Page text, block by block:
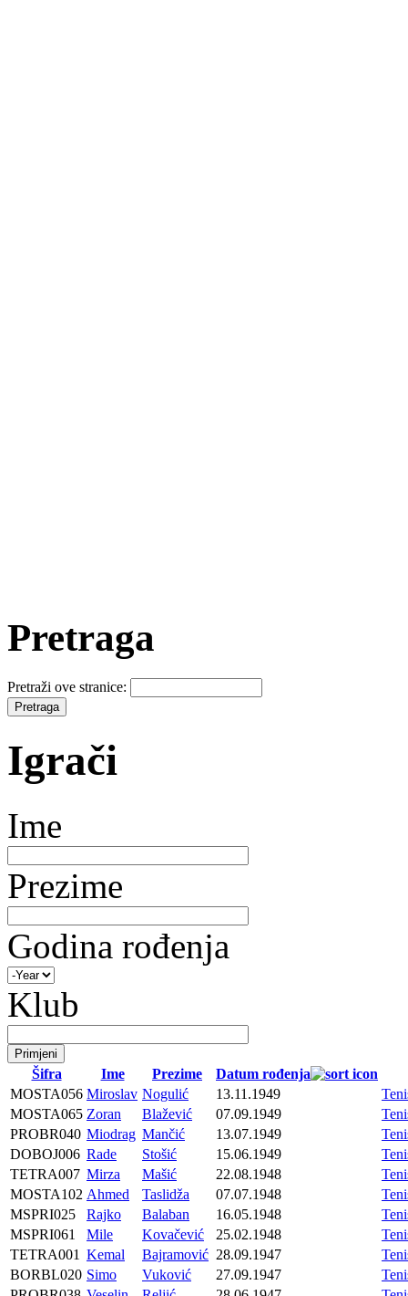
Pretraga
Pretraži ove stranice:
Igrači
Ime
Prezime
Godina rođenja
Klub
Šifra Ime Prezime
Datum rođenja
MOSTA056 Miroslav Nogulić 13.11.1949
MOSTA065 Zoran Blažević 07.09.1949
PROBR040 Miodrag Mančić 13.07.1949
DOBOJ006 Rade Stošić 15.06.1949
TETRA007 Mirza Mašić 22.08.1948
MOSTA102 Ahmed Taslidža 07.07.1948
MSPRI025
Rajko Balaban 16.05.1948
MSPRI061
Mile Kovačević 25.02.1948
TETRA001 Kemal Bajramović 28.09.1947
BORBL020 Simo Vuković 27.09.1947